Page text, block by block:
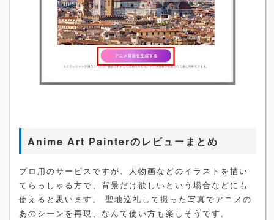
Anime Art Painterのレビューまとめ
プロ用のサービスですが、人物画などのイラストを描い
てらっしゃる方で、背景だけ欲しいという場合などにも
使えると思います。 聖地巡礼して撮った写真でアニメの
あのシーンを再現、なんて使い方も楽しそうです。